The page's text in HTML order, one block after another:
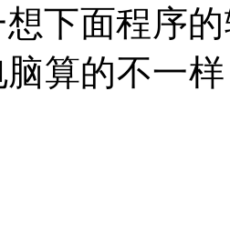
想下面程序
算的不一